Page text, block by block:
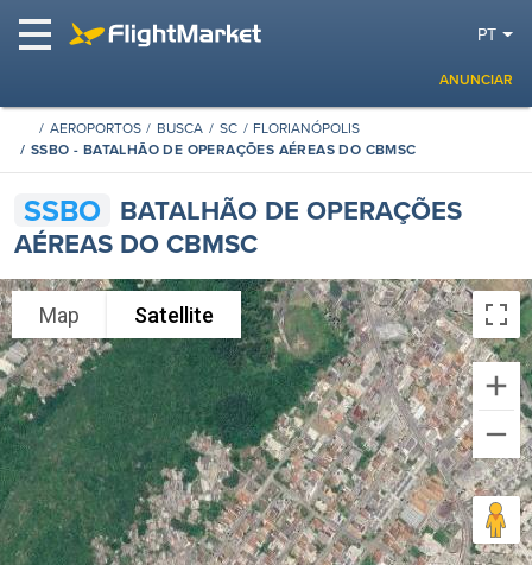
PT
ANUNCIAR
AEROPORTOS BUSCA SC
FLORIANÓPOLIS
SSBO - BATALHÃO DE OPERAÇÕES AÉREAS DO CBMSC
SSBO
BATALHÃO DE OPERAÇÕES
AÉREAS DO CBMSC
Map Satellite